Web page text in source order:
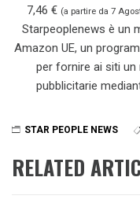
7,46 € (a partire da 7
Starpeoplenews è un
Amazon UE, un
per fornire ai siti
pubblicitarie
STAR PEOPLE NEWS
RELATED